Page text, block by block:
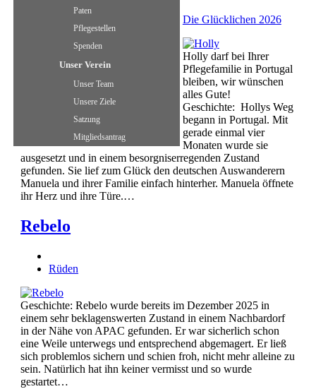
Paten
Pflegestellen
Spenden
Unser Verein
Unser Team
Unsere Ziele
Satzung
Mitgliedsantrag
Die Glücklichen 2026
Holly darf bei Ihrer
Pflegefamilie in Portugal
bleiben, wir wünschen
alles Gute!
Geschichte: Hollys Weg
begann in Portugal. Mit
gerade einmal vier
Monaten wurde sie
ausgesetzt und in einem besorgniserregenden Zustand
gefunden. Sie lief zum Glück den deutschen Auswanderern
Manuela und ihrer Familie einfach hinterher. Manuela öffnete
ihr Herz und ihre Türe.…
Rebelo
Rüden
Geschichte: Rebelo wurde bereits im Dezember 2025 in
einem sehr beklagenswerten Zustand in einem Nachbardorf
in der Nähe von APAC gefunden. Er war sicherlich schon
eine Weile unterwegs und entsprechend abgemagert. Er ließ
sich problemlos sichern und schien froh, nicht mehr alleine zu
sein. Natürlich hat ihn keiner vermisst und so wurde
gestartet…